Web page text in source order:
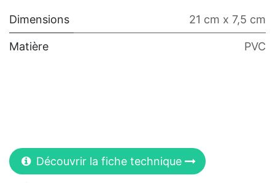
Dimensions 21 cm x 7,5 cm
Matière PVC
Découvrir la fiche technique